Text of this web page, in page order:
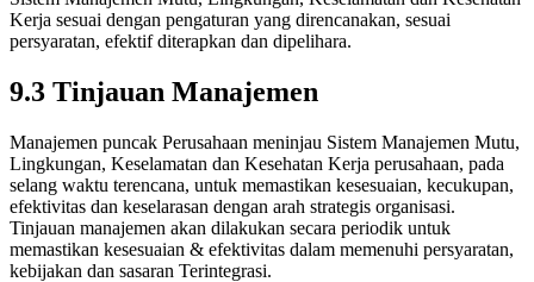
Kerja sesuai dengan pengaturan yang direncanakan, sesuai
persyaratan, efektif diterapkan dan dipelihara.
9.3 Tinjauan Manajemen
Manajemen puncak Perusahaan meninjau Sistem Manajemen Mutu,
Lingkungan, Keselamatan dan Kesehatan Kerja perusahaan, pada
selang waktu terencana, untuk memastikan kesesuaian, kecukupan,
efektivitas dan keselarasan dengan arah strategis organisasi.
Tinjauan manajemen akan dilakukan secara periodik untuk
memastikan kesesuaian & efektivitas dalam memenuhi persyaratan,
kebijakan dan sasaran Terintegrasi.